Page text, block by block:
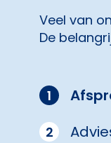
Veel van
De
1
2